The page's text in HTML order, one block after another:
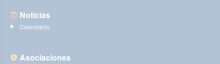
Noticias
Calendario
Asociaciones